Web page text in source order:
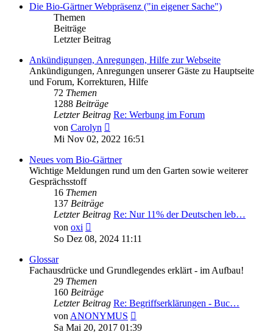
Die Bio-Gärtner Webpräsenz ("in eigener Sache")
Themen
Beiträge
Letzter Beitrag
Ankündigungen, Anregungen, Hilfe zur Webseite
Ankündigungen, Anregungen unserer Gäste zu Hauptseite
und Forum, Korrekturen, Hilfe
72 Themen
1288 Beiträge
Letzter Beitrag Re: Werbung im Forum
von Carolyn
Beitrag
Mi Nov 02, 2022 16:51
Neues vom Bio-Gärtner
Wichtige Meldungen rund um den Garten sowie weiterer
Gesprächsstoff
16 Themen
137 Beiträge
Letzter Beitrag Re: Nur 11% der Deutschen leb…
von oxi
Beitrag
So Dez 08, 2024 11:11
Glossar
Fachausdrücke und Grundlegendes erklärt - im Aufbau!
29 Themen
160 Beiträge
Letzter Beitrag Re: Begriffserklärungen - Buc…
von ANONYMUS
Beitrag
Sa Mai 20, 2017 01:39